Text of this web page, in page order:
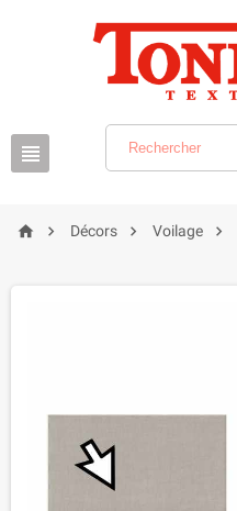

  Décors  Voilage 